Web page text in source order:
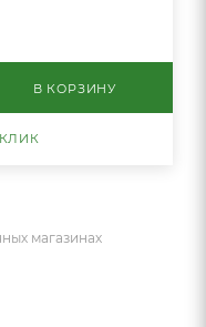
В КОРЗИНУ
магазинах